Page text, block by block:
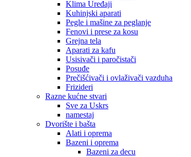
Klima Uređaji
Kuhinjski aparati
Pegle i mašine za peglanje
Fenovi i prese za kosu
Grejna tela
Aparati za kafu
Usisivači i paročistači
Posuđe
Prečišćivači i ovlaživači vazduha
Frizideri
Razne kućne stvari
Sve za Uskrs
namestaj
Dvorište i bašta
Alati i oprema
Bazeni i oprema
Bazeni za decu